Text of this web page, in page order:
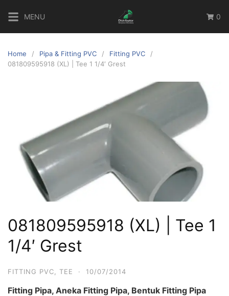
content
MENU 0
Home Pipa & Fitting PVC
Fitting PVC
081809595918 (XL) | Tee 1 1/4′ Grest
081809595918 (XL) | Tee 1
1/4′ Grest
FITTING PVC TEE · 10/07/2014
Fitting Pipa, Aneka Fitting Pipa, Bentuk Fitting Pipa